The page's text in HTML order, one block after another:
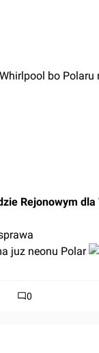
Rejonowym dla
juz neonu Polar
0